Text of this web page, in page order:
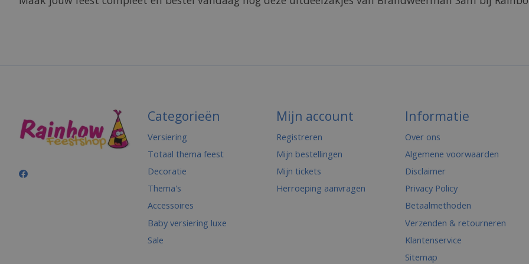
Categorieën
Versiering
Totaal thema feest
Decoratie
Thema's
Accessoires
Baby versiering luxe
Sale
Mijn account
Registreren
Mijn bestellingen
Mijn tickets
Herroeping aanvragen
Informatie
Over ons
Algemene voorwaarden
Disclaimer
Privacy Policy
Betaalmethoden
Verzenden & retourneren
Klantenservice
Sitemap